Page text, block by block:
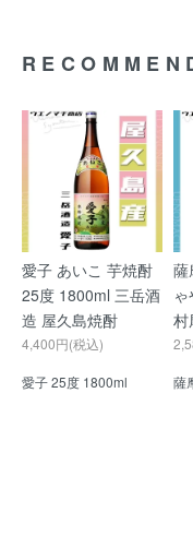
愛子 あいこ 芋焼酎
25度 1800ml 三岳酒
造 屋久島焼酎
4,400円(税込)
愛子 25度 1800ml
薩
村
薩